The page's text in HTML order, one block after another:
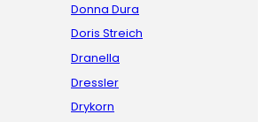
Donna Dura
Doris Streich
Dranella
Dressler
Drykorn